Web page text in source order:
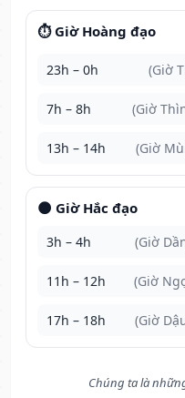
⏱️ Giờ Hoàng đạo
23h – 0h (Giờ
7h – 8h (Giờ
13h – 14h (Giờ
🌑 Giờ Hắc đạo
3h – 4h (Giờ
11h – 12h (Giờ
17h – 18h (Giờ
Chúng ta là